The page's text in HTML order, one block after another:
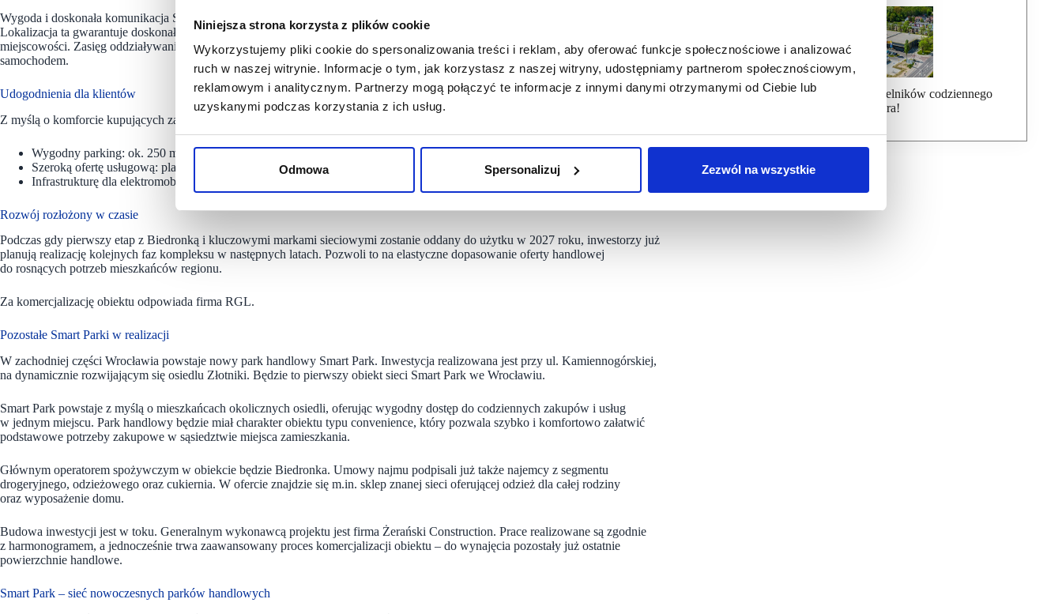
Niniejsza strona korzysta z plików cookie
Wykorzystujemy pliki cookie do spersonalizowania treści i reklam, aby oferować funkcje społecznościowe i analizować
ruch w naszej witrynie. Informacje o tym, jak korzystasz z naszej witryny, udostępniamy partnerom społecznościowym,
reklamowym i analitycznym. Partnerzy mogą połączyć te informacje z innymi danymi otrzymanymi od Ciebie lub
uzyskanymi podczas korzystania z ich usług.
Odmowa Spersonalizuj Zezwól na wszystkie
Wygoda i doskonała komunikacja Smart Park Bielsk Podlaski wyróżnia się strategicznym położeniem przy drodze krajowej nr 19.
Lokalizacja ta gwarantuje doskonałą komunikację nie tylko dla 25 tysięcy mieszkańców miasta, ale również dla osób z pobliskich
miejscowości. Zasięg oddziaływania obiektu (catchment area) szacowany jest na blisko 30 tysięcy klientów w zasięgu 15 minut jazdy
samochodem.
Udogodnienia dla klientów
Z myślą o komforcie kupujących zaplanowano:
Wygodny parking: ok. 250 miejsc postojowych dostępnych bezpośrednio przy wejściach do lokali.
Szeroką ofertę usługową: planowane jest otwarcie nowoczesnego klubu fitness, który wzbogaci funkcję rekreacyjną obiektu.
Infrastrukturę dla elektromobilności
Rozwój rozłożony w czasie
Podczas gdy pierwszy etap z Biedronką i kluczowymi markami sieciowymi zostanie oddany do użytku w 2027 roku, inwestorzy już
planują realizację kolejnych faz kompleksu w następnych latach. Pozwoli to na elastyczne dopasowanie oferty handlowej
do rosnących potrzeb mieszkańców regionu.
Za komercjalizację obiektu odpowiada firma RGL.
Pozostałe Smart Parki w realizacji
W zachodniej części Wrocławia powstaje nowy park handlowy Smart Park. Inwestycja realizowana jest przy ul. Kamiennogórskiej,
na dynamicznie rozwijającym się osiedlu Złotniki. Będzie to pierwszy obiekt sieci Smart Park we Wrocławiu.
Smart Park powstaje z myślą o mieszkańcach okolicznych osiedli, oferując wygodny dostęp do codziennych zakupów i usług
w jednym miejscu. Park handlowy będzie miał charakter obiektu typu convenience, który pozwala szybko i komfortowo załatwić
podstawowe potrzeby zakupowe w sąsiedztwie miejsca zamieszkania.
Głównym operatorem spożywczym w obiekcie będzie Biedronka. Umowy najmu podpisali już także najemcy z segmentu
drogeryjnego, odzieżowego oraz cukiernia. W ofercie znajdzie się m.in. sklep znanej sieci oferującej odzież dla całej rodziny
oraz wyposażenie domu.
Budowa inwestycji jest w toku. Generalnym wykonawcą projektu jest firma Żerański Construction. Prace realizowane są zgodnie
z harmonogramem, a jednocześnie trwa zaawansowany proces komercjalizacji obiektu – do wynajęcia pozostały już ostatnie
powierzchnie handlowe.
Smart Park – sieć nowoczesnych parków handlowych
Dołącz do ponad 7000 czytelników codziennego
newslettera!